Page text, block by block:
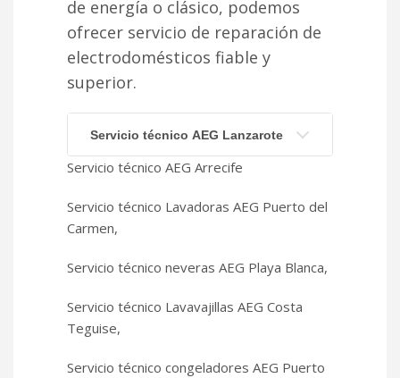
de energía o clásico, podemos
ofrecer servicio de reparación de
electrodomésticos fiable y
superior.
Servicio técnico AEG Lanzarote
Servicio técnico AEG Arrecife
Servicio técnico Lavadoras AEG Puerto del
Carmen,
Servicio técnico neveras AEG Playa Blanca,
Servicio técnico Lavavajillas AEG Costa
Teguise,
Servicio técnico congeladores AEG Puerto